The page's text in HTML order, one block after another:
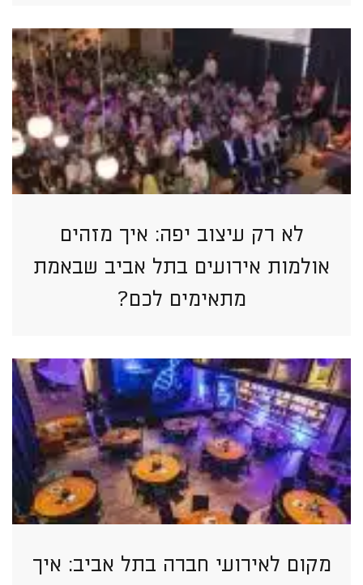
לא רק עיצוב יפה: איך מזהים
אולמות אירועים בתל אביב שבאמת
מתאימים לכם?
מקום לאירועי חברה בתל אביב: איך